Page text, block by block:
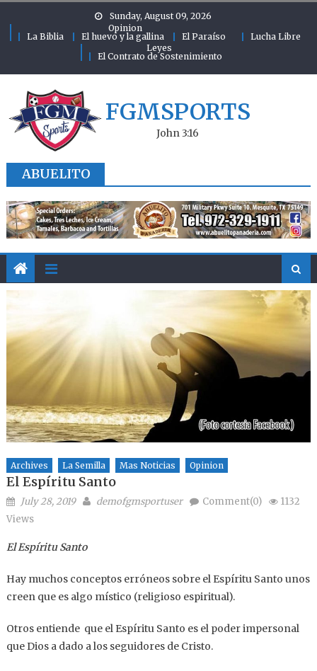
Sunday, August 09, 2026
Opinion
La Biblia
El huevo y la gallina El Paraíso
Lucha Libre
Leyes
El Contrato de Sostenimiento
FGMSPORTS
John 3:16
ABUELITO
Archives La Semilla Mas Noticias Opinion
El Espíritu Santo
Posted on
July 28, 2019 Author
demofgmsportuser Comment(0)
1132
Views
El Espíritu Santo
Hay muchos conceptos erróneos sobre el Espíritu Santo unos
creen que es algo místico (religioso espiritual).
Otros entiende que el Espíritu Santo es el poder impersonal
que Dios a dado a los seguidores de Cristo.